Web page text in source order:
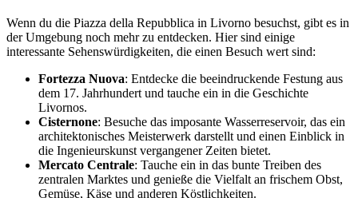
Wenn du die Piazza della Repubblica in Livorno besuchst, gibt es in
der Umgebung noch mehr zu entdecken. Hier sind einige
interessante Sehenswürdigkeiten, die einen Besuch wert sind:
Fortezza Nuova: Entdecke die beeindruckende Festung aus
dem 17. Jahrhundert und tauche ein in die Geschichte
Livornos.
Cisternone: Besuche das imposante Wasserreservoir, das ein
architektonisches Meisterwerk darstellt und einen Einblick in
die Ingenieurskunst vergangener Zeiten bietet.
Mercato Centrale: Tauche ein in das bunte Treiben des
zentralen Marktes und genieße die Vielfalt an frischem Obst,
Gemüse, Käse und anderen Köstlichkeiten.